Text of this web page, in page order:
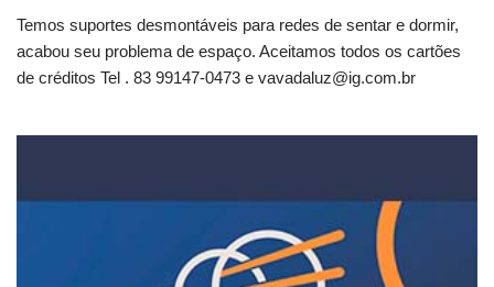
Temos suportes desmontáveis para redes de sentar e dormir,
acabou seu problema de espaço. Aceitamos todos os cartões
de créditos Tel . 83 99147-0473 e vavadaluz@ig.com.br